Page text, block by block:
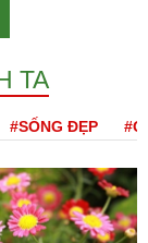
TA
#SỐNG ĐẸP